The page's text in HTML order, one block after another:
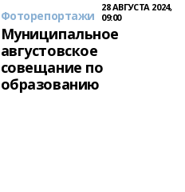
Фоторепортажи
28 АВГУСТА 2024,
09:00
Муниципальное
августовское
совещание по
образованию